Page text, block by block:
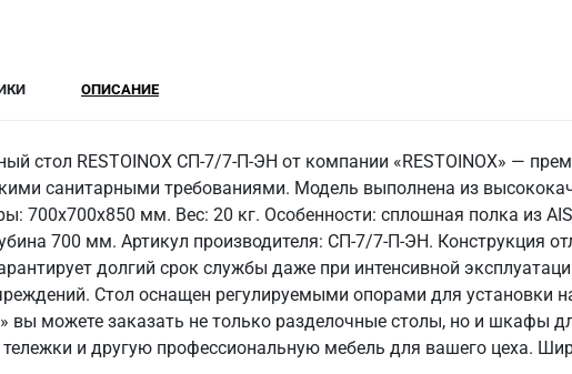
ОПИСАНИЕ
стол RESTOINOX СП-7/7-П-ЭН от компании «RESTOINOX» —
санитарными требованиями. Модель выполнена из
700x700x850 мм. Вес: 20 кг. Особенности: сплошная полка из
700 мм. Артикул производителя: СП-7/7-П-ЭН. Конструкция
долгий срок службы даже при интенсивной
Стол оснащен регулируемыми опорами для установки
вы можете заказать не только разделочные столы, но и шкафы
и другую профессиональную мебель для вашего цеха.